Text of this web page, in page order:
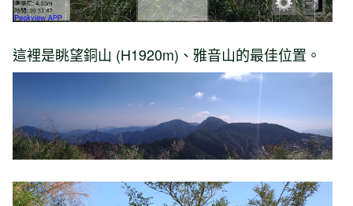
這裡是眺望銅山 (H1920m)、雅音山的最佳位置。